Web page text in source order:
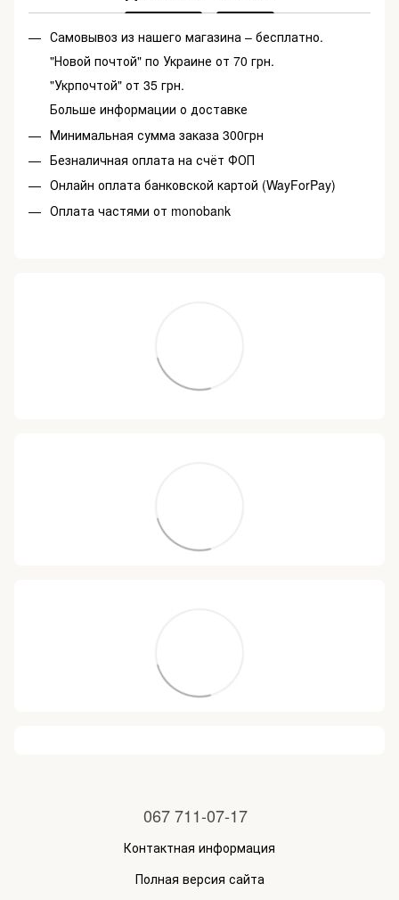
Самовывоз из нашего магазина – бесплатно.
"Новой почтой" по Украине от 70 грн.
"Укрпочтой" от 35 грн.
Больше информации о доставке
Минимальная сумма заказа 300грн
Безналичная оплата на счёт ФОП
Онлайн оплата банковской картой (WayForPay)
Оплата частями от monobank
067 711-07-17
Контактная информация
Полная версия сайта